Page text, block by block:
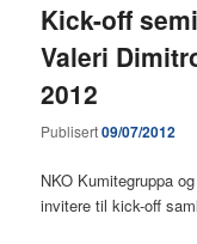
Kick-off
Valeri
2012
Publisert09/07/2012
NKO Kumitegruppa
invitere til kick-off